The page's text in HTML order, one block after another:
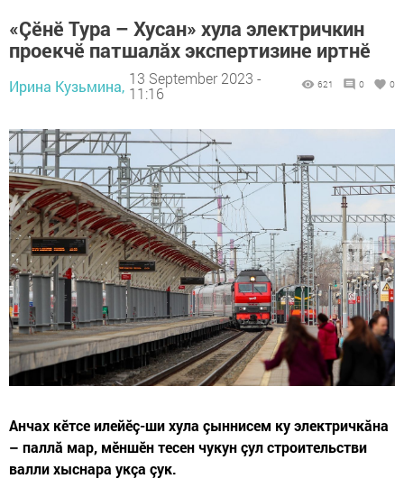
«Çӗнӗ Тура – Хусан» хула электричкин
проекчӗ патшалăх экспертизине иртнӗ
Ирина Кузьмина, 13 September 2023 -
11:16
621 0 0
Анчах кӗтсе илейӗç-ши хула çыннисем ку электричкăна
– паллă мар, мӗншӗн тесен чукун çул строительстви
валли хыснара укçа çук.